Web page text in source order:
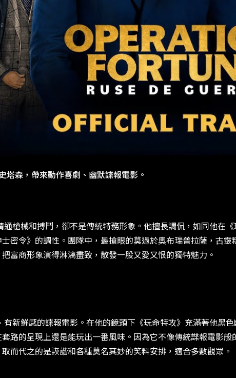
塔森，帶來動作喜劇、幽默諜報電影。
械和搏鬥，卻不是傳統特務形象。他擅長調侃，如同他在
密令》的調性。團隊中，最搶眼的莫過於奧布瑞普拉薩，古
富商形象演得淋漓盡致，散發一股又愛又恨的獨特魅力。
鮮感的諜報電影。在他的鏡頭下《玩命特攻》充滿著他黑
路的呈現上還是能玩出一番風味。因為它不像傳統諜報電影
而代之的是詼諧和各種莫名其妙的笑料安排，適合多數觀眾。